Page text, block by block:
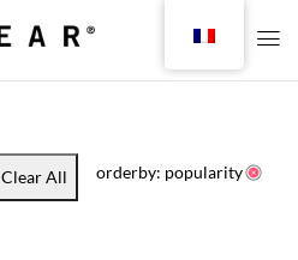
Clear All orderby: popularity